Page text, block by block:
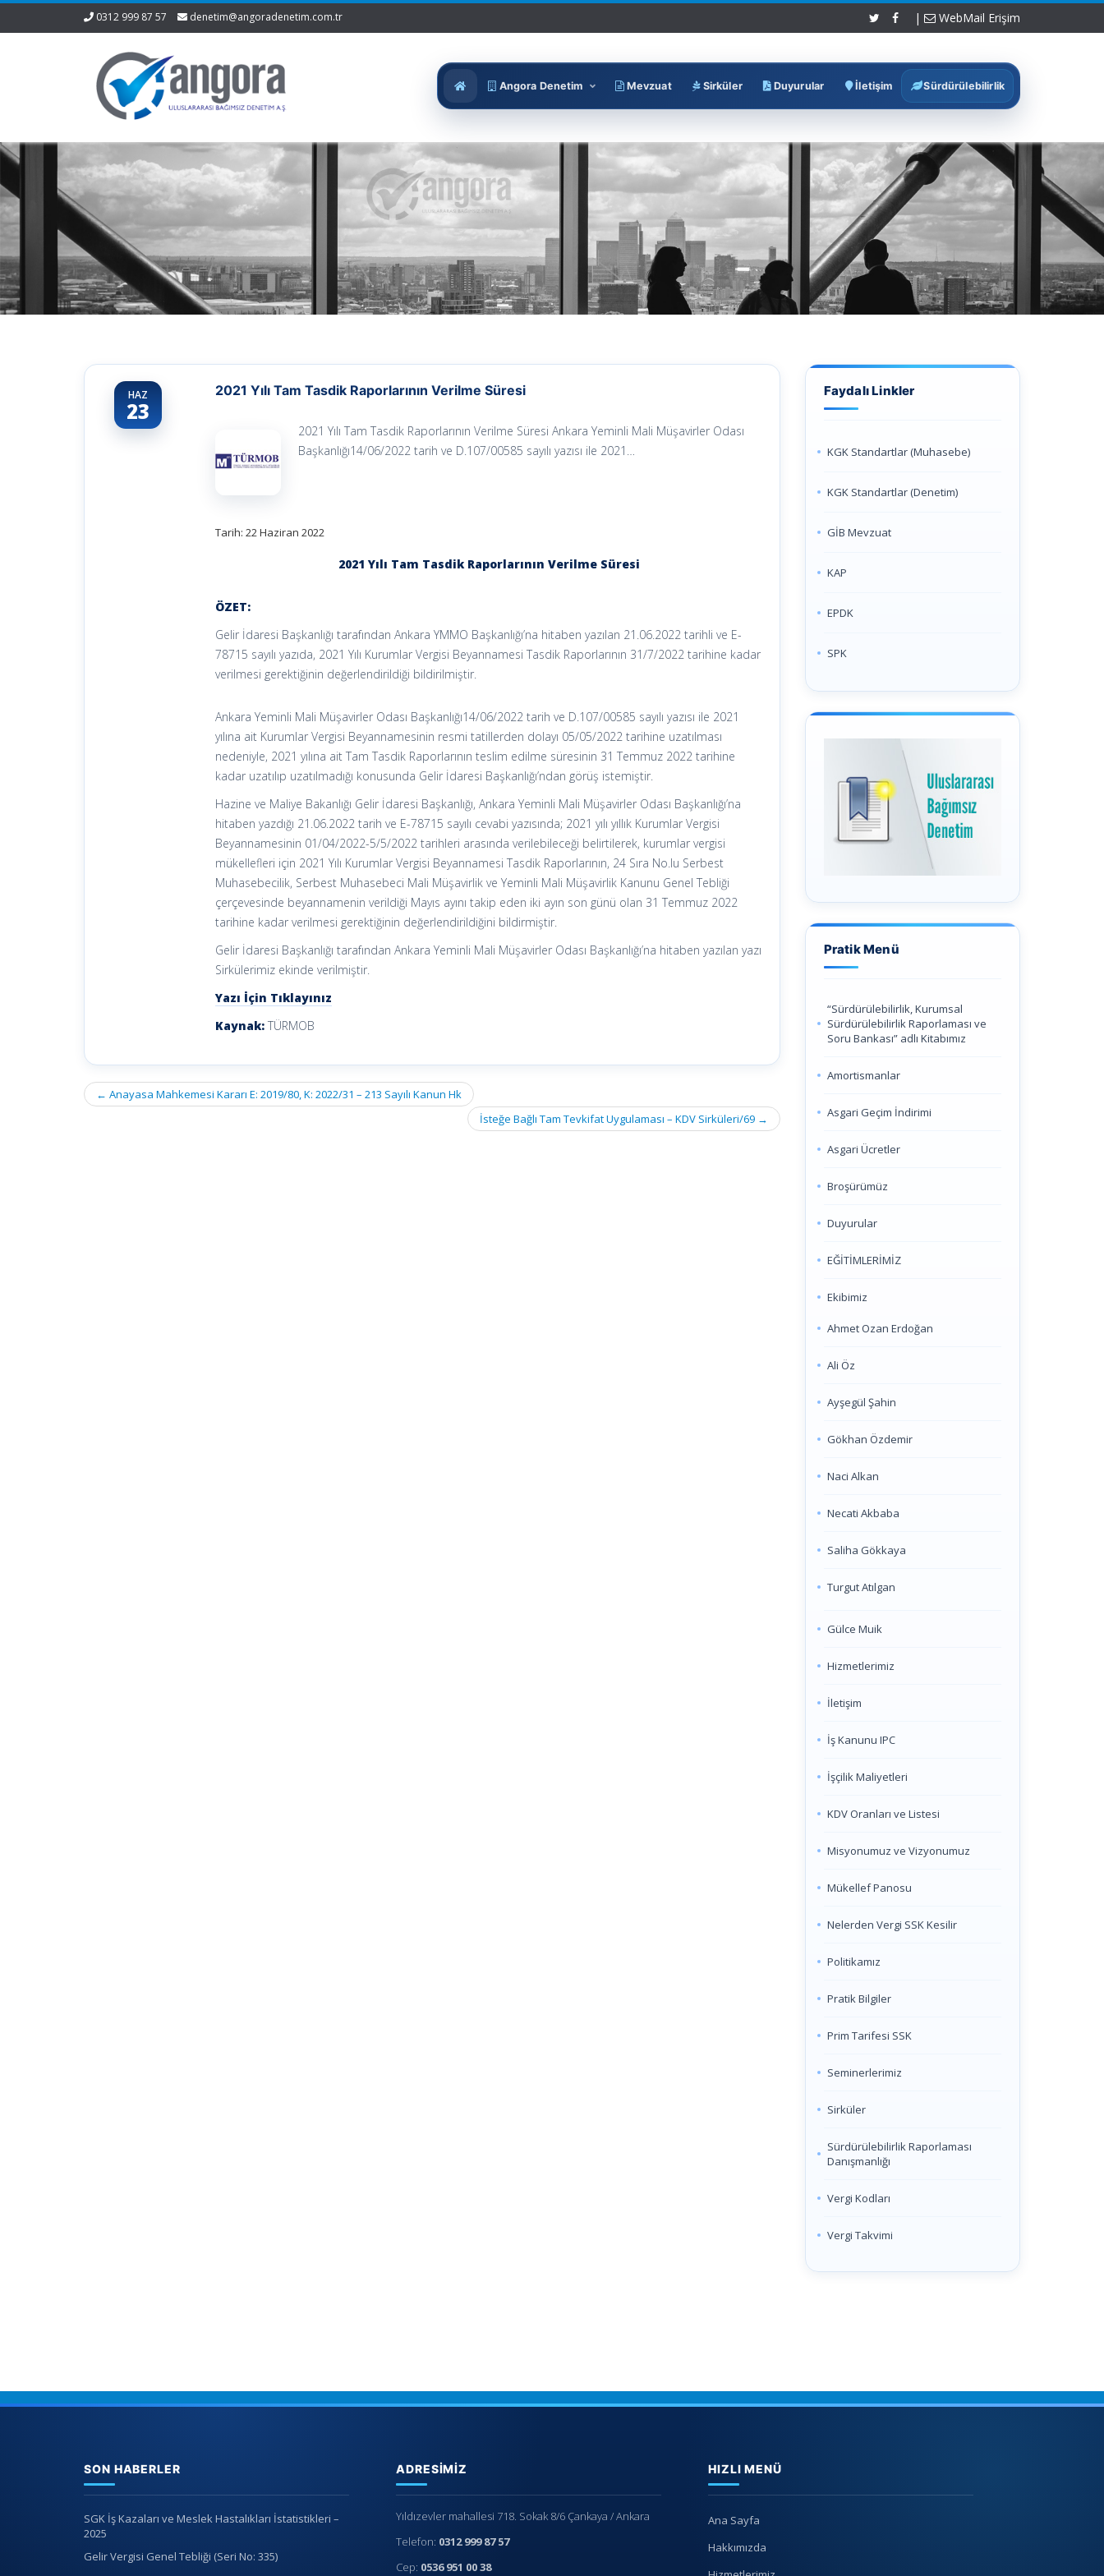
0312 999 87 57 denetim@angoradenetim.com.tr | WebMail Erişim
Angora Denetim Mevzuat Sirküler Duyurular İletişim Sürdürülebilirlik
HAZ
23
2021 Yılı Tam Tasdik Raporlarının Verilme Süresi
2021 Yılı Tam Tasdik Raporlarının Verilme Süresi Ankara Yeminli Mali Müşavirler Odası
Başkanlığı14/06/2022 tarih ve D.107/00585 sayılı yazısı ile 2021…
Tarih: 22 Haziran 2022
2021 Yılı Tam Tasdik Raporlarının Verilme Süresi
ÖZET:
Gelir İdaresi Başkanlığı tarafından Ankara YMMO Başkanlığı’na hitaben yazılan 21.06.2022 tarihli ve E-
78715 sayılı yazıda, 2021 Yılı Kurumlar Vergisi Beyannamesi Tasdik Raporlarının 31/7/2022 tarihine kadar
verilmesi gerektiğinin değerlendirildiği bildirilmiştir.
Ankara Yeminli Mali Müşavirler Odası Başkanlığı14/06/2022 tarih ve D.107/00585 sayılı yazısı ile 2021
yılına ait Kurumlar Vergisi Beyannamesinin resmi tatillerden dolayı 05/05/2022 tarihine uzatılması
nedeniyle, 2021 yılına ait Tam Tasdik Raporlarının teslim edilme süresinin 31 Temmuz 2022 tarihine
kadar uzatılıp uzatılmadığı konusunda Gelir İdaresi Başkanlığı’ndan görüş istemiştir.
Hazine ve Maliye Bakanlığı Gelir İdaresi Başkanlığı, Ankara Yeminli Mali Müşavirler Odası Başkanlığı’na
hitaben yazdığı 21.06.2022 tarih ve E-78715 sayılı cevabi yazısında; 2021 yılı yıllık Kurumlar Vergisi
Beyannamesinin 01/04/2022-5/5/2022 tarihleri arasında verilebileceği belirtilerek, kurumlar vergisi
mükellefleri için 2021 Yılı Kurumlar Vergisi Beyannamesi Tasdik Raporlarının, 24 Sıra No.lu Serbest
Muhasebecilik, Serbest Muhasebeci Mali Müşavirlik ve Yeminli Mali Müşavirlik Kanunu Genel Tebliği
çerçevesinde beyannamenin verildiği Mayıs ayını takip eden iki ayın son günü olan 31 Temmuz 2022
tarihine kadar verilmesi gerektiğinin değerlendirildiğini bildirmiştir.
Gelir İdaresi Başkanlığı tarafından Ankara Yeminli Mali Müşavirler Odası Başkanlığı’na hitaben yazılan yazı
Sirkülerimiz ekinde verilmiştir.
Yazı İçin Tıklayınız
Kaynak: TÜRMOB
Post
navigation
← Anayasa Mahkemesi Kararı E: 2019/80, K: 2022/31 – 213 Sayılı Kanun Hk
İsteğe Bağlı Tam Tevkifat Uygulaması – KDV Sirküleri/69 →
Faydalı Linkler
KGK Standartlar (Muhasebe)
KGK Standartlar (Denetim)
GİB Mevzuat
KAP
EPDK
SPK
Pratik Menü
“Sürdürülebilirlik, Kurumsal
Sürdürülebilirlik Raporlaması ve
Soru Bankası” adlı Kitabımız
Amortismanlar
Asgari Geçim İndirimi
Asgari Ücretler
Broşürümüz
Duyurular
EĞİTİMLERİMİZ
Ekibimiz
Ahmet Ozan Erdoğan
Ali Öz
Ayşegül Şahin
Gökhan Özdemir
Naci Alkan
Necati Akbaba
Saliha Gökkaya
Turgut Atılgan
Gülce Muik
Hizmetlerimiz
İletişim
İş Kanunu IPC
İşçilik Maliyetleri
KDV Oranları ve Listesi
Misyonumuz ve Vizyonumuz
Mükellef Panosu
Nelerden Vergi SSK Kesilir
Politikamız
Pratik Bilgiler
Prim Tarifesi SSK
Seminerlerimiz
Sirküler
Sürdürülebilirlik Raporlaması
Danışmanlığı
Vergi Kodları
Vergi Takvimi
SON HABERLER
SGK İş Kazaları ve Meslek Hastalıkları İstatistikleri –
2025
Gelir Vergisi Genel Tebliği (Seri No: 335)
ADRESIMIZ
Yıldızevler mahallesi 718. Sokak 8/6 Çankaya / Ankara
Telefon: 0312 999 87 57
Cep: 0536 951 00 38
HIZLI MENÜ
Ana Sayfa
Hakkımızda